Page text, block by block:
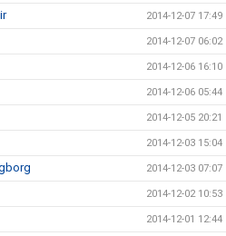
2014-12-07 17:49
2014-12-07 06:02
2014-12-06 16:10
2014-12-06 05:44
2014-12-05 20:21
2014-12-03 15:04
2014-12-03 07:07
2014-12-02 10:53
2014-12-01 12:44